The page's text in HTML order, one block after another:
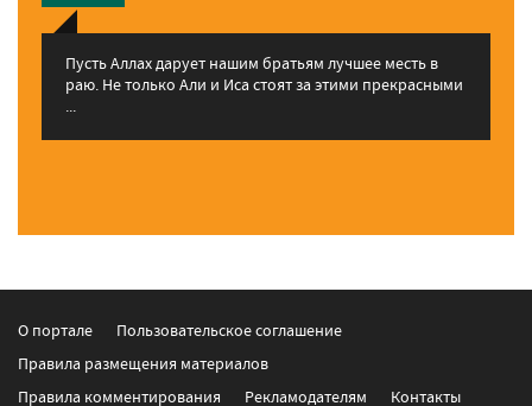
Пусть Аллах дарует нашим братьям лучшее месть в
раю. Не только Али и Иса стоят за этими прекрасными
...
О портале
Пользовательское соглашение
Правила размещения материалов
Правила комментирования
Рекламодателям Контакты